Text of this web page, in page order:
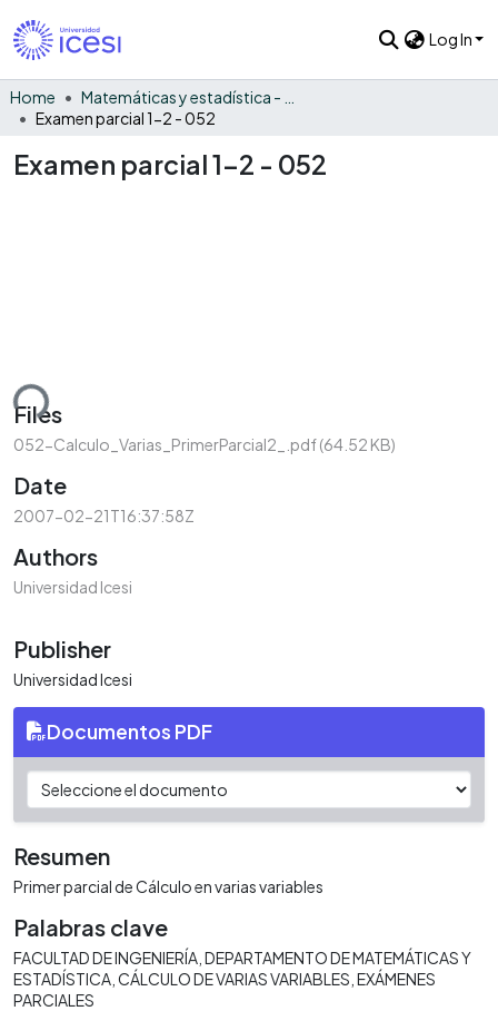
Log In
Home
Examen parcial 1-2 - 052
Examen parcial 1-2 - 052
Files
052-Calculo_Varias_PrimerParcial2_.pdf(64.52 KB)
Date
2007-02-21T16:37:58Z
Authors
Universidad Icesi
Publisher
Universidad Icesi
Documentos PDF
Resumen
Primer parcial de Cálculo en varias variables
Palabras clave
FACULTAD DE INGENIERÍA DEPARTAMENTO DE MATEMÁTICAS Y
ESTADÍSTICA CÁLCULO DE VARIAS VARIABLES EXÁMENES
PARCIALES